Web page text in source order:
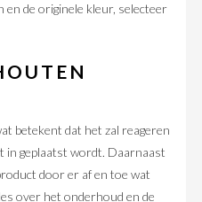
en de originele kleur, selecteer
betekent dat het zal reageren
in geplaatst wordt. Daarnaast
door er af en toe wat
over het onderhoud en de